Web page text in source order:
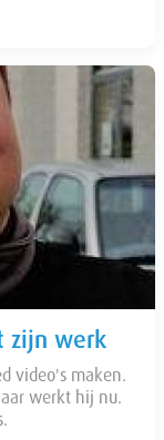
zijn werk
video's maken.
werkt hij nu.